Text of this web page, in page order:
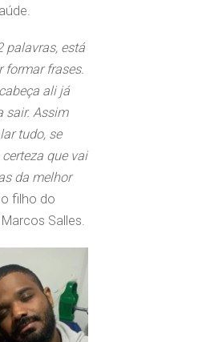
palavras, está
formar frases.
ali já
sair. Assim
tudo, se
que vai
da melhor
filho do
Salles.